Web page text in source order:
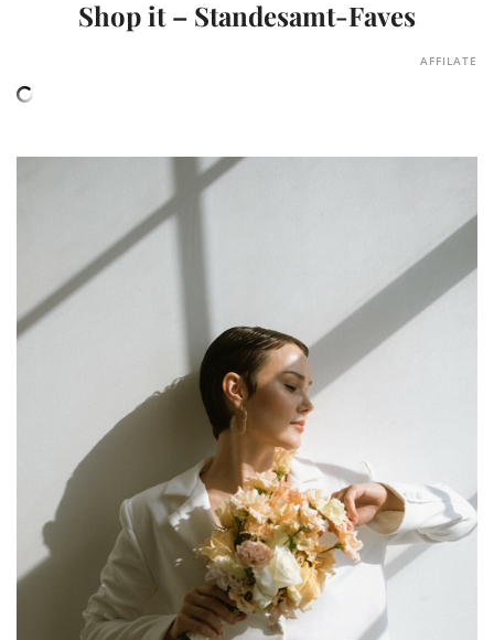
Shop it – Standesamt-Faves
AFFILATE